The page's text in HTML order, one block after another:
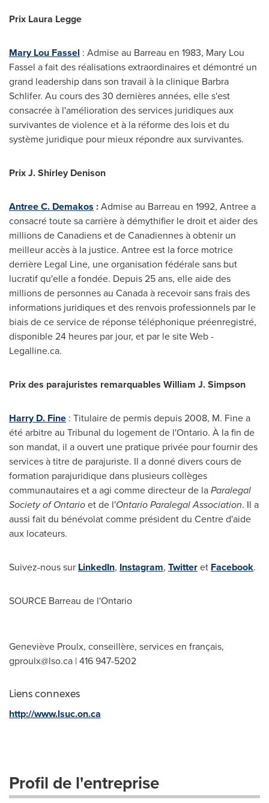
Prix Laura Legge
Mary Lou Fassel : Admise au Barreau en 1983, Mary Lou
Fassel a fait des réalisations extraordinaires et démontré un
grand leadership dans son travail à la clinique Barbra
Schlifer. Au cours des 30 dernières années, elle s'est
consacrée à l'amélioration des services juridiques aux
survivantes de violence et à la réforme des lois et du
système juridique pour mieux répondre aux survivantes.
Prix J. Shirley Denison
Antree C. Demakos :Admise au Barreau en 1992, Antree a
consacré toute sa carrière à démythifier le droit et aider des
millions de Canadiens et de Canadiennes à obtenir un
meilleur accès à la justice. Antree est la force motrice
derrière Legal Line, une organisation fédérale sans but
lucratif qu'elle a fondée. Depuis 25 ans, elle aide des
millions de personnes au Canadaà recevoir sans frais des
informations juridiques et des renvois professionnels par le
biais de ce service de réponse téléphonique préenregistré,
disponible 24 heures par jour, et par le site Web -
Legalline.ca.
Prix des parajuristes remarquables William J. Simpson
Harry D. Fine : Titulaire de permis depuis 2008, M. Fine a
été arbitre au Tribunal du logement de l'Ontario. À la fin de
son mandat, il a ouvert une pratique privée pour fournir des
services à titre de parajuriste. Il a donné divers cours de
formation parajuridique dans plusieurs collèges
communautaires et a agi comme directeur de laParalegal
Society ofOntarioet de l'Ontario Paralegal Association. Il a
aussi fait du bénévolat comme président du Centre d'aide
aux locateurs.
Suivez-nous sur LinkedIn, Instagram, Twitteret Facebook.
SOURCE Barreau de l'Ontario
Geneviève Proulx, conseillère, services en français,
gproulx@lso.ca | 416 947-5202
Liens connexes
http://www.lsuc.on.ca
Profil de l'entreprise